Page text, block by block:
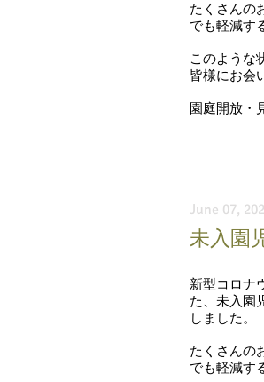
たくさんの
でも軽減す
このような
皆様にお会
園庭開放・
June 07,
未入園
新型コロナ
た、未入園
しました。
たくさんの
でも軽減す